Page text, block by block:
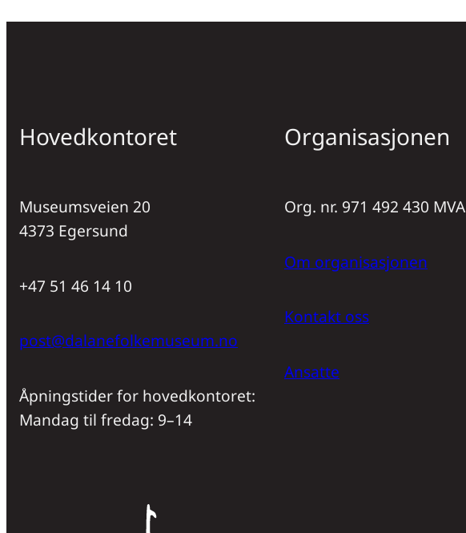
Hovedkontoret
Museumsveien 20
4373 Egersund
+47 51 46 14 10
post@dalanefolkemuseum.no
Åpningstider for hovedkontoret:
Mandag til fredag: 9–14
Organisasjonen
Org. nr. 971 492 430 MVA
Om organisasjonen
Kontakt oss
Ansatte